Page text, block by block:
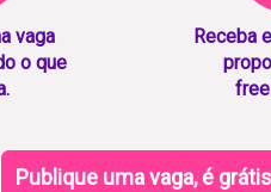
vaga
o que
Receba
Publique uma vaga, é